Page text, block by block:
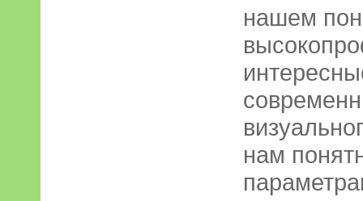
нашем
нам